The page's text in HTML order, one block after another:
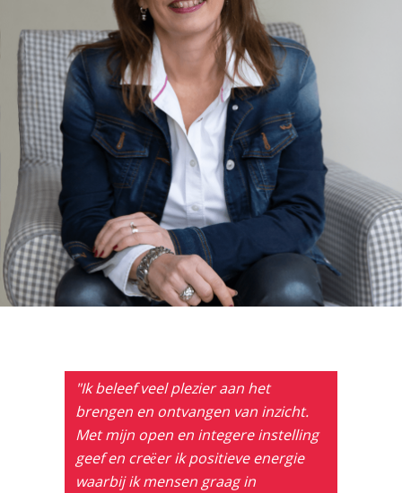
"Ik beleef veel plezier aan het
brengen en ontvangen van inzicht.
Met mijn open en integere instelling
geef en creëer ik positieve energie
waarbij ik mensen graag in